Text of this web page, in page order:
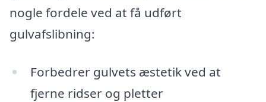
nogle fordele ved at få udført
gulvafslibning:
Forbedrer gulvets æstetik ved at
fjerne ridser og pletter